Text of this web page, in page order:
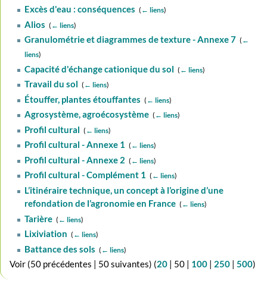
Excès d'eau : conséquences ( ← liens)
Alios ( ← liens)
Granulométrie et diagrammes de texture - Annexe 7‎ ( ←
liens)
Capacité d'échange cationique du sol ( ← liens)
Travail du sol ( ← liens)
Étouffer, plantes étouffantes ( ← liens)
Agrosystème, agroécosystème‎ ( ← liens)
Profil cultural ( ← liens)
Profil cultural - Annexe 1 ( ← liens)
Profil cultural - Annexe 2 ( ← liens)
Profil cultural - Complément 1 ( ← liens)
L’itinéraire technique, un concept à l’origine d’une
refondation de l’agronomie en France‎ ( ← liens)
Tarière‎ ( ← liens)
Lixiviation ( ← liens)
Battance des sols ( ← liens)
Voir (50 précédentes | 50 suivantes) (20 | 50 | 100 | 250 |500)